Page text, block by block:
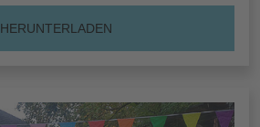
HERUNTERLADEN